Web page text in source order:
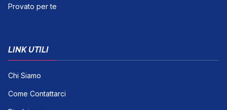
Provato per te
LINK UTILI
Chi Siamo
Come Contattarci